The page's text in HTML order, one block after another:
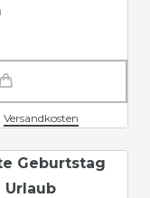
Versandkosten
Geburtstag
Urlaub